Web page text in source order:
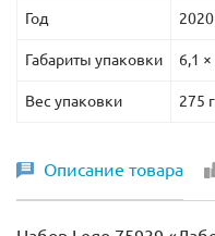
Год 2020
Габариты упаковки 6,1
Вес упаковки 275 г
Описание товара